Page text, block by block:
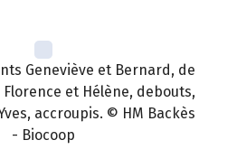
Geneviève et Bernard, de
et Hélène, debouts,
accroupis. © HM Backès
- Biocoop